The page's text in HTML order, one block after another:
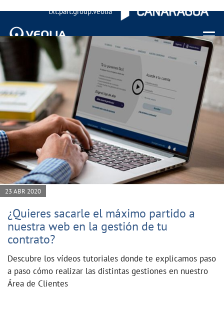
txt.part.group.veolia
Menu
23 ABR 2020
¿Quieres sacarle el máximo partido a
nuestra web en la gestión de tu
contrato?
Descubre los vídeos tutoriales donde te explicamos paso
a paso cómo realizar las distintas gestiones en nuestro
Área de Clientes